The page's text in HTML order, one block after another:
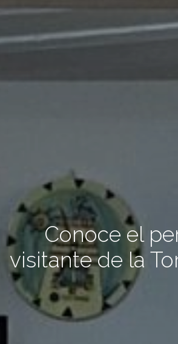
Conoce el
visitante de la